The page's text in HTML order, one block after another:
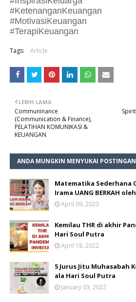
#KetenanganKeuangan
#MotivasiKeuangan
#TerapiKeuangan
Tags: Article
LEBIH LAMA
Communinance
(Communication & Finance),
PELATIHAN KOMUNIKASI &
KEUANGAN
ANDA MUNGKIN MENYUKAI
Matematika Sederhana
Irama UANG BERKAH
April 09, 2023
Kemilau THR di akhir
Hari Soul Putra
April 18, 2022
5 Jurus Jitu Muhasabah
ala Hari Soul Putra
January 03, 2022